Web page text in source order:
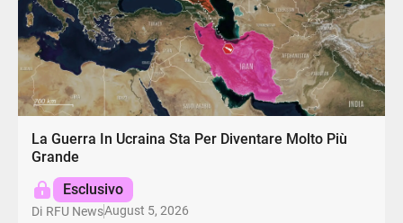
La Guerra In Ucraina Sta Per Diventare Molto Più
Grande
Esclusivo
Di RFU NewsAugust 5, 2026